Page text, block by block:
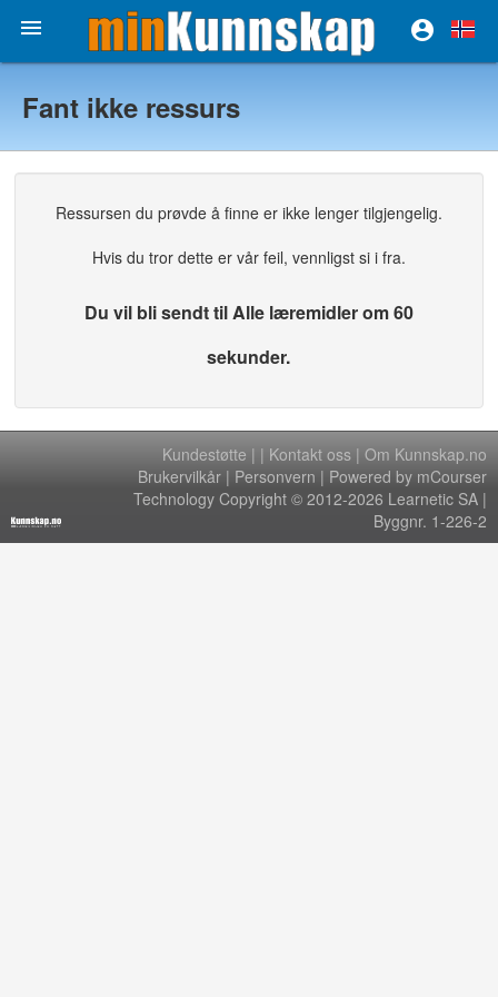


Fant ikke ressurs
Ressursen du prøvde å finne er ikke lenger tilgjengelig.
Hvis du tror dette er vår feil, vennligst si i fra.
Du vil bli sendt til Alle læremidler om 60
sekunder.
Kundestøtte | | Kontakt oss | Om Kunnskap.no
Brukervilkår | Personvern | Powered by mCourser
Technology Copyright © 2012-2026 Learnetic SA |
Byggnr. 1-226-2